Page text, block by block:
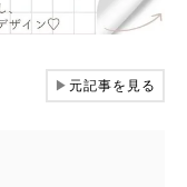
▶元記事を見る